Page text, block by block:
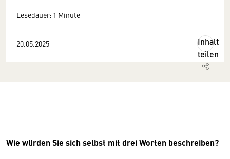
Lesedauer: 1 Minute
20.05.2025
Inhalt
teilen
Wie würden Sie sich selbst mit drei Worten beschreiben?